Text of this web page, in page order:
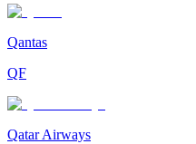
Qantas
QF
Qatar Airways